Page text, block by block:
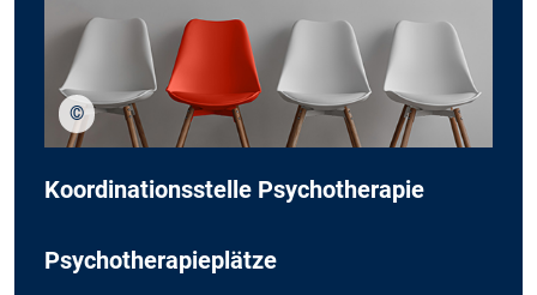
©
stock.adobe.com/Prostock-studio
Koordinationsstelle Psychotherapie
Psychotherapieplätze